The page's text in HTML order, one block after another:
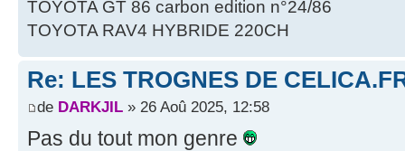
TOYOTA GT 86 carbon edition n°24/86
TOYOTA RAV4 HYBRIDE 220CH
Re: LES TROGNES DE
de DARKJIL » 26 Aoû 2025, 12:58
Pas du tout mon genre